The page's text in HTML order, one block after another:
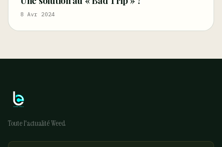
8 Avr 2024
Toute l'actualité Weed